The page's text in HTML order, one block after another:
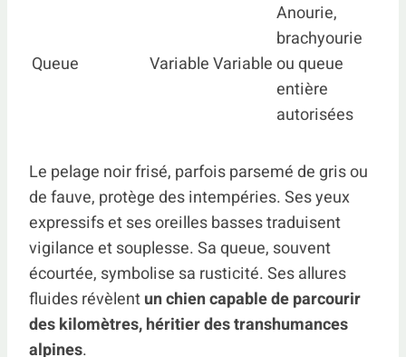
Queue VariableVariable
Anourie,
brachyourie
ou queue
entière
autorisées
Le pelage noir frisé, parfois parsemé de gris ou
de fauve, protège des intempéries. Ses yeux
expressifs et ses oreilles basses traduisent
vigilance et souplesse. Sa queue, souvent
écourtée, symbolise sa rusticité. Ses allures
fluides révèlentun chien capable de parcourir
des kilomètres, héritier des transhumances
alpines.